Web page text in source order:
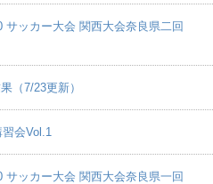
サッカー大会 関西大会奈良県二回
（7/23更新）
会Vol.1
サッカー大会 関西大会奈良県一回